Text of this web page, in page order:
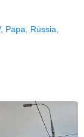
, Papa Rússia